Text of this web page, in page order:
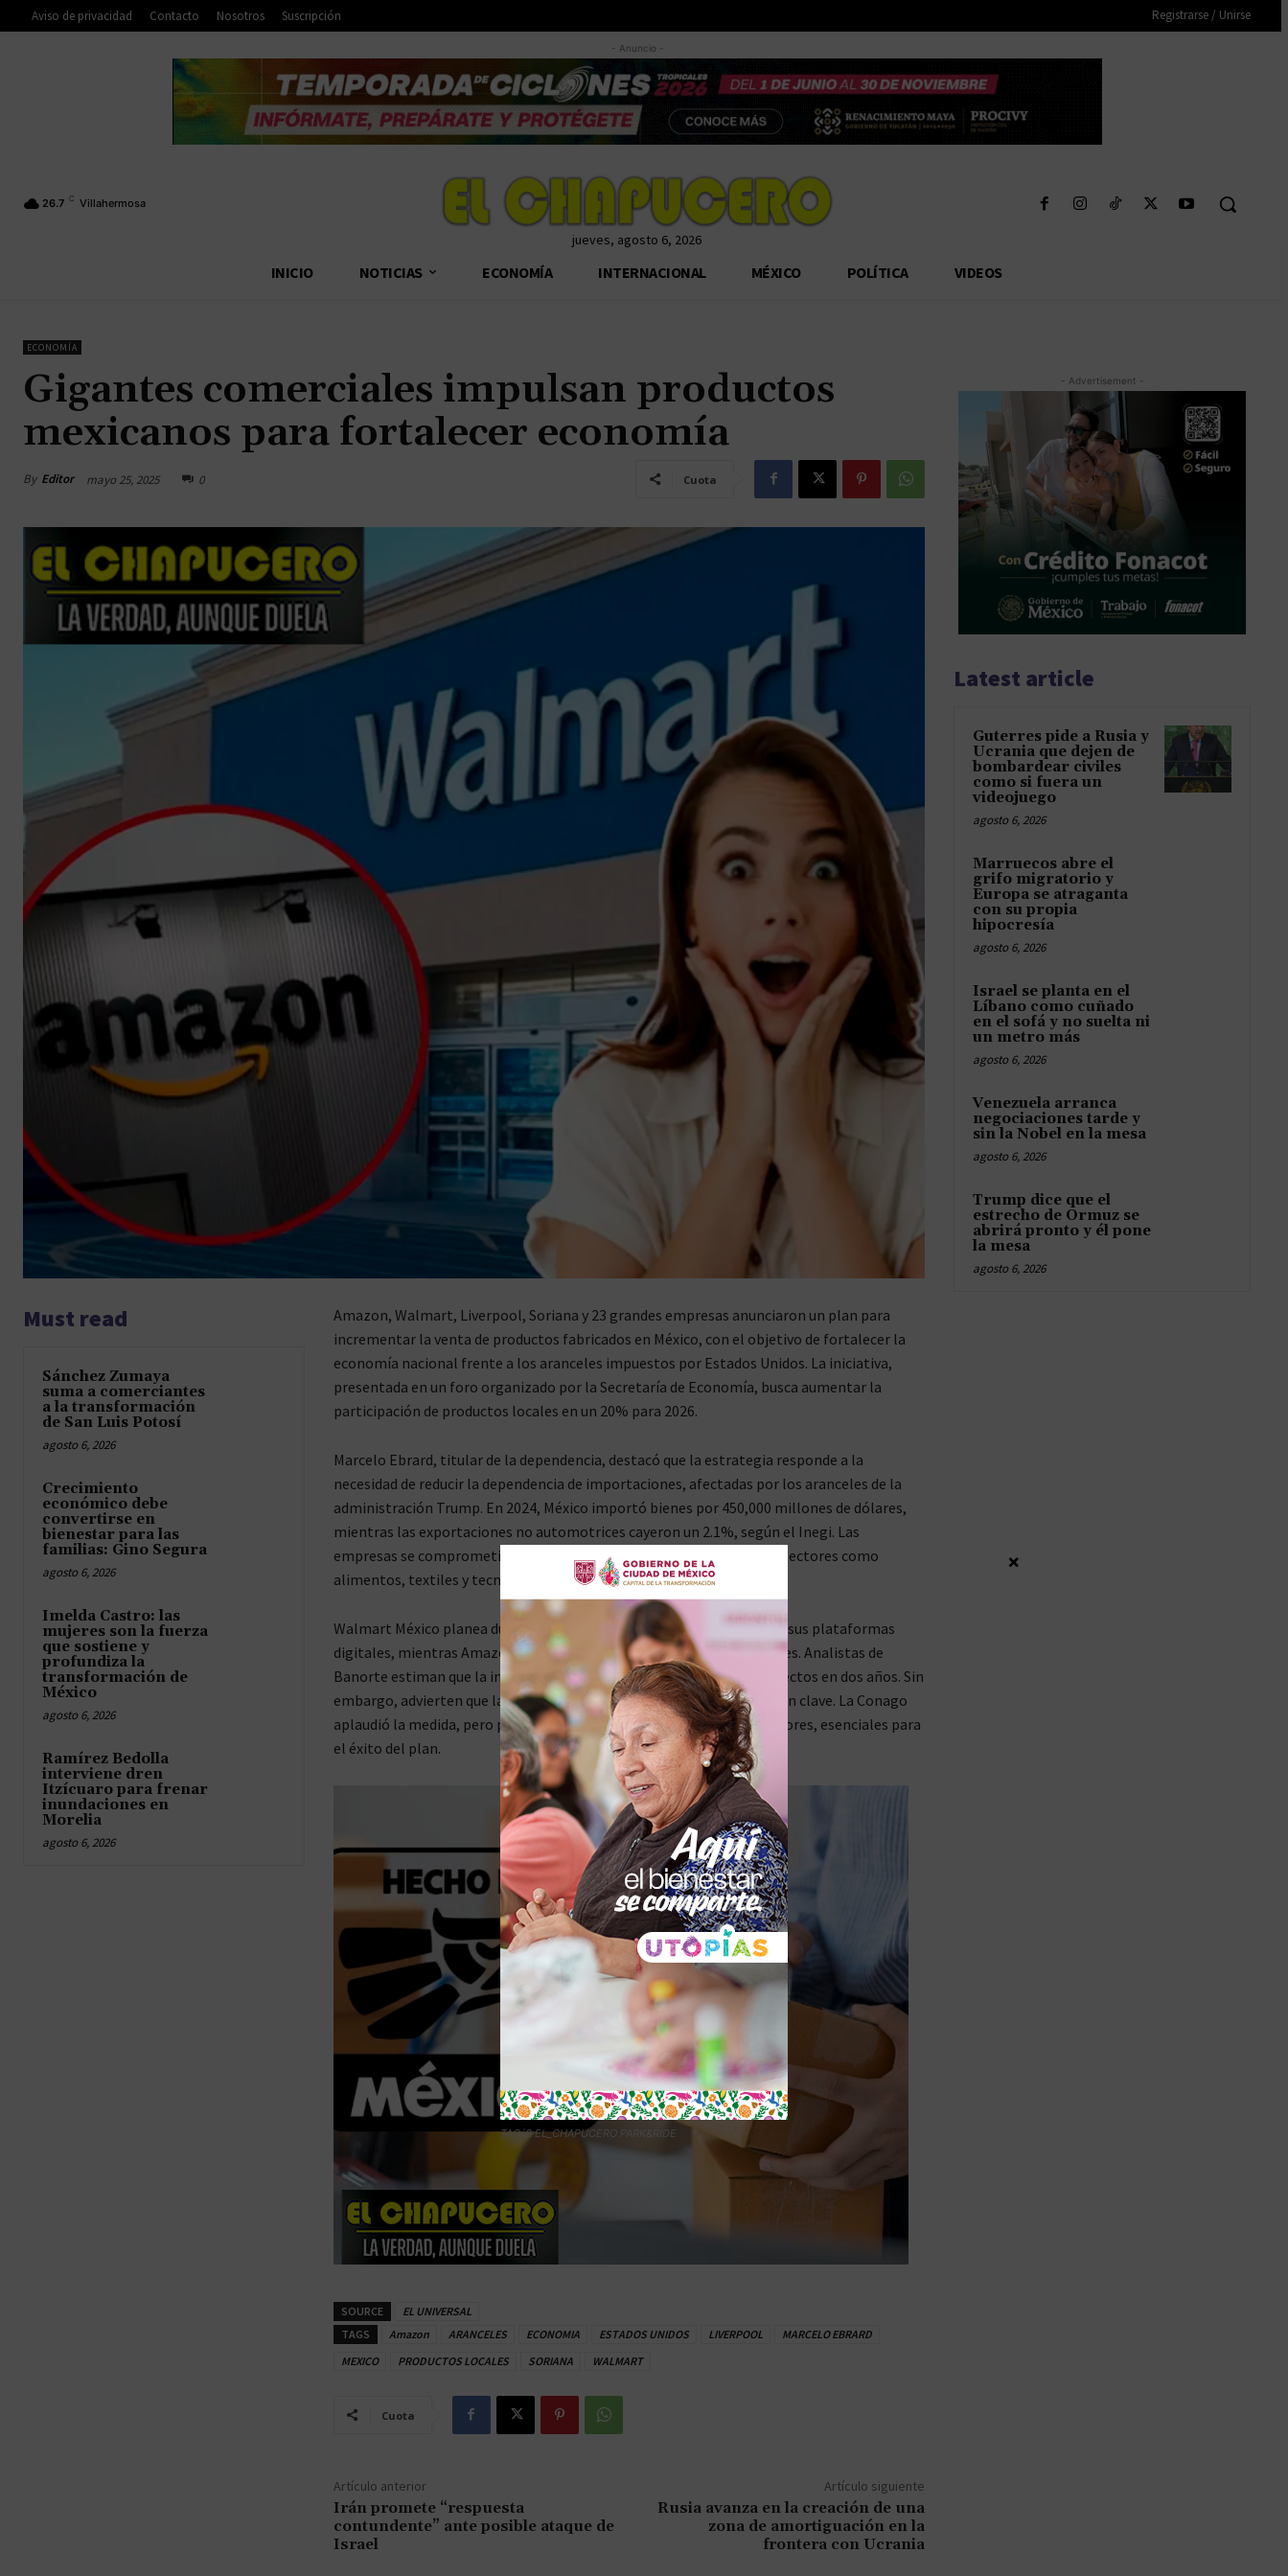
Aviso de privacidad Contacto Nosotros Suscripción Registrarse / Unirse
- Anuncio -
26.7 C Villahermosa
jueves, agosto 6, 2026
INICIO NOTICIAS ECONOMÍA INTERNACIONAL MÉXICO POLÍTICA VIDEOS
ECONOMÍA
Gigantes comerciales impulsan productos
mexicanos para fortalecer economía
By Editor mayo 25, 2025 0 Cuota
Must read
Sánchez Zumaya
suma a comerciantes
a la transformación
de San Luis Potosí
agosto 6, 2026
Crecimiento
económico debe
convertirse en
bienestar para las
familias: Gino Segura
agosto 6, 2026
Imelda Castro: las
mujeres son la fuerza
que sostiene y
profundiza la
transformación de
México
agosto 6, 2026
Ramírez Bedolla
interviene dren
Itzícuaro para frenar
inundaciones en
Morelia
agosto 6, 2026
Amazon, Walmart, Liverpool, Soriana y 23 grandes empresas anunciaron un plan para
incrementar la venta de productos fabricados en México, con el objetivo de fortalecer la
economía nacional frente a los aranceles impuestos por Estados Unidos. La iniciativa,
presentada en un foro organizado por la Secretaría de Economía, busca aumentar la
participación de productos locales en un 20% para 2026.
Marcelo Ebrard, titular de la dependencia, destacó que la estrategia responde a la
necesidad de reducir la dependencia de importaciones, afectadas por los aranceles de la
administración Trump. En 2024, México importó bienes por 450,000 millones de dólares,
mientras las exportaciones no automotrices cayeron un 2.1%, según el Inegi. Las
empresas se comprometieron a priorizar proveedores mexicanos en sectores como
alimentos, textiles y tecnología.
Walmart México planea duplicar la oferta de productos nacionales en sus plataformas
digitales, mientras Amazon invertirá en programas para pymes locales. Analistas de
Banorte estiman que la iniciativa podría generar 150,000 empleos directos en dos años. Sin
embargo, advierten que la logística y la competitividad de costos serán clave. La Conago
aplaudió la medida, pero pidió apoyos fiscales para pequeños productores, esenciales para
el éxito del plan.
SOURCE
EL UNIVERSAL
TAGS
Amazon ARANCELES ECONOMIA ESTADOS UNIDOS LIVERPOOL
MARCELO EBRARD
MEXICO
PRODUCTOS LOCALES SORIANA WALMART
Cuota
Artículo anterior
Irán promete “respuesta
contundente” ante posible ataque de
Israel
Artículo siguiente
Rusia avanza en la creación de una
zona de amortiguación en la
frontera con Ucrania
- Advertisement -
Latest article
Guterres pide a Rusia y
Ucrania que dejen de
bombardear civiles
como si fuera un
videojuego
agosto 6, 2026
Marruecos abre el
grifo migratorio y
Europa se atraganta
con su propia
hipocresía
agosto 6, 2026
Israel se planta en el
Líbano como cuñado
en el sofá y no suelta ni
un metro más
agosto 6, 2026
Venezuela arranca
negociaciones tarde y
sin la Nobel en la mesa
agosto 6, 2026
Trump dice que el
estrecho de Ormuz se
abrirá pronto y él pone
la mesa
agosto 6, 2026
TAG´S EL_CHAPUCERO PARK&RIDE
×